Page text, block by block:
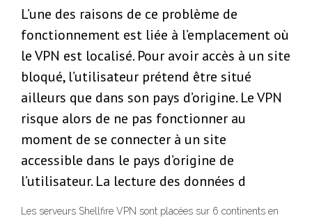
L’une des raisons de ce problème de
fonctionnement est liée à l’emplacement où
le VPN est localisé. Pour avoir accès à un site
bloqué, l’utilisateur prétend être situé
ailleurs que dans son pays d’origine. Le VPN
risque alors de ne pas fonctionner au
moment de se connecter à un site
accessible dans le pays d’origine de
l’utilisateur. La lecture des données d
Les serveurs Shellfire VPN sont placées sur 6 continents en